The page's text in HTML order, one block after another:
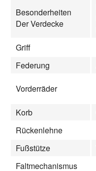
Besonderheiten
Der Verdecke
Griff
Federung
Vorderräder
Korb
Rückenlehne
Fußstütze
Faltmechanismus